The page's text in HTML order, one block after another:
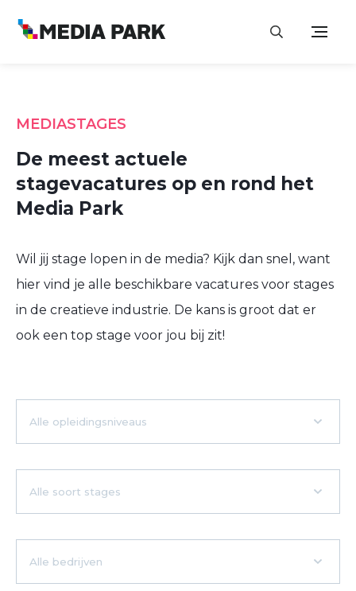
MEDIASTAGES
De meest actuele
stagevacatures op en rond het
Media Park
Wil jij stage lopen in de media? Kijk dan snel, want
hier vind je alle beschikbare vacatures voor stages
in de creatieve industrie. De kans is groot dat er
ook een top stage voor jou bij zit!